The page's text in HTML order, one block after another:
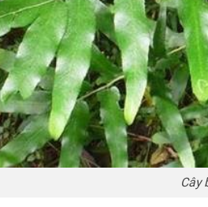
Cây